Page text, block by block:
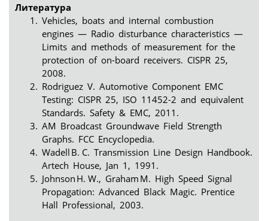
Литература
Vehicles, boats and internal combustion
engines — Radio disturbance characteristics —
Limits and methods of measurement for the
protection of on-board receivers. CISPR 25,
2008.
Rodriguez V. Automotive Component EMC
Testing: CISPR 25, ISO 11452-2 and equivalent
Standards. Safety & EMC, 2011.
AM Broadcast Groundwave Field Strength
Graphs. FCC Encyclopedia.
Wadell B. C. Transmission Line Design Handbook.
Artech House, Jan 1, 1991.
Johnson H. W., Graham M. High Speed Signal
Propagation: Advanced Black Magic. Prentice
Hall Professional, 2003.